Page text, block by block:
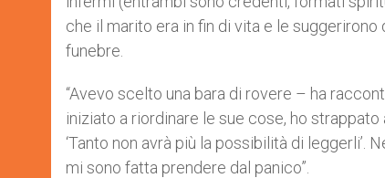
che il marito era in fin di vita e le
funebre.
“Avevo scelto una bara di rovere – ha
iniziato a riordinare le sue cose, ho
‘Tanto non avrà più la possibilità di
mi sono fatta prendere dal panico”.